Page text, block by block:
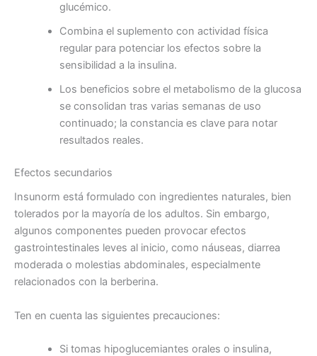
glucémico.
Combina el suplemento con actividad física
regular para potenciar los efectos sobre la
sensibilidad a la insulina.
Los beneficios sobre el metabolismo de la glucosa
se consolidan tras varias semanas de uso
continuado; la constancia es clave para notar
resultados reales.
Efectos secundarios
Insunorm está formulado con ingredientes naturales, bien
tolerados por la mayoría de los adultos. Sin embargo,
algunos componentes pueden provocar efectos
gastrointestinales leves al inicio, como náuseas, diarrea
moderada o molestias abdominales, especialmente
relacionados con la berberina.
Ten en cuenta las siguientes precauciones:
Si tomas hipoglucemiantes orales o insulina,